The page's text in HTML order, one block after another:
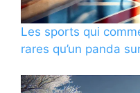
Les sports qui
rares qu’un panda